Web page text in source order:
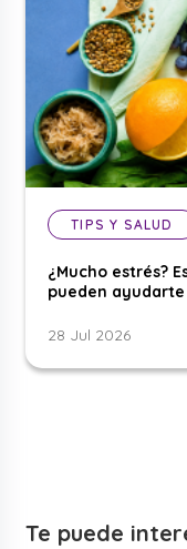
TIPS Y SALUD
¿Mucho estrés?
pueden
28 Jul 2026
Te puede